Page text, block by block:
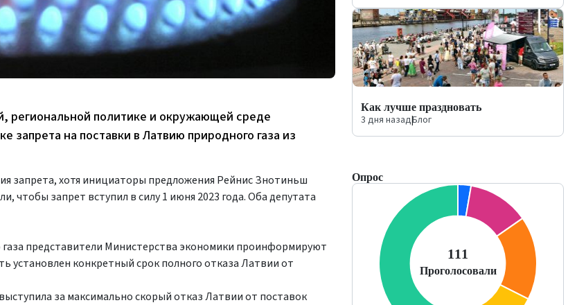
региональной политике и окружающей среде
на поставки в Латвию природного газа из
запрета, хотя инициаторы предложения Рейнис Знотиньш
запрет вступил в силу 1 июня 2023 года. Оба депутата
представители Министерства экономики проинформируют
установлен конкретный срок полного отказа Латвии от
за максимально скорый отказ Латвии от поставок
Как лучше праздновать
3 дня назад|Блог
Опрос